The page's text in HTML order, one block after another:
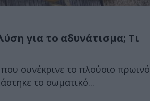
για το αδυνάτισμα; Τι
συνέκρινε το πλούσιο πρωινό
το σωματικό...